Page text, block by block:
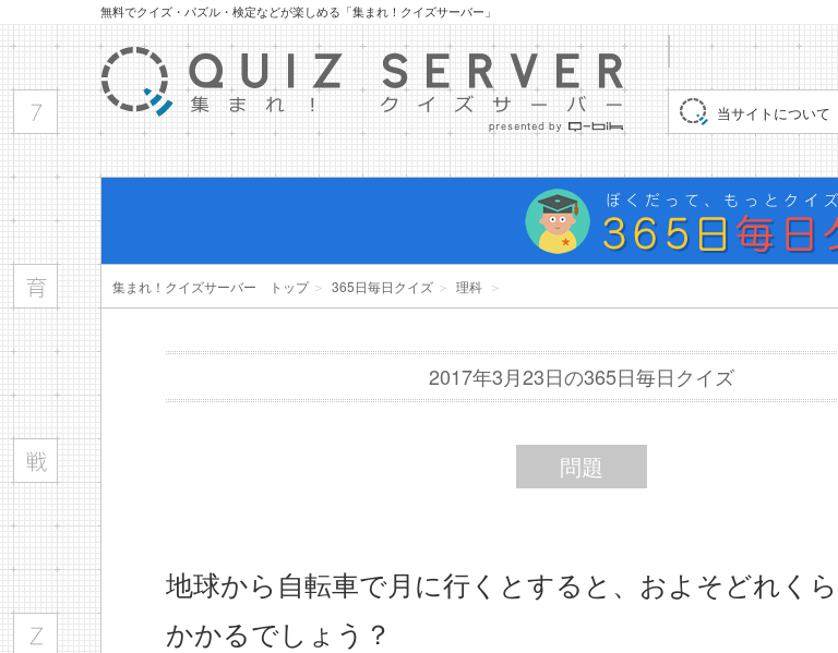
無料でクイズ・パズル・検定などが楽しめる「集まれ！クイズサーバー」
当サイトについて
集まれ！クイズサーバー トップ＞ 365日毎日クイズ ＞ 理科 ＞
2017年3月23日の365日毎日クイズ
問題
地球から自転車で月に行くとすると、およそどれく
かかるでしょう？